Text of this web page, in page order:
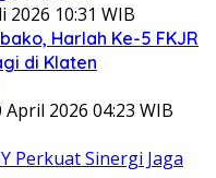
2026 10:31 WIB
Harlah Ke-5 FKJR
di Klaten
April 2026 04:23 WIB